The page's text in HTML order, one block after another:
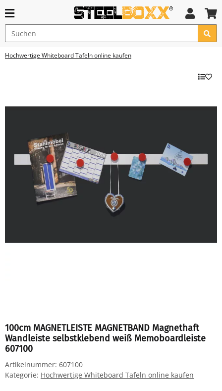
Hochwertige Whiteboard Tafeln online kaufen
100cm MAGNETLEISTE MAGNETBAND Magnethaft
Wandleiste selbstklebend weiß Memoboardleiste
607100
Artikelnummer: 607100
Kategorie: Hochwertige Whiteboard Tafeln online kaufen